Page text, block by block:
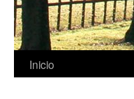
Saltar
Inicio